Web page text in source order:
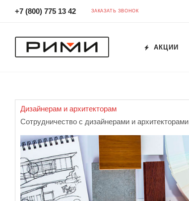
+7 (800) 775 13 42 ЗАКАЗАТЬ ЗВОНОК
АКЦИИ
Дизайнерам и архитекторам
Сотрудничество с дизайнерами и архитекторами